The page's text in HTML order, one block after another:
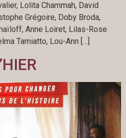
Lolita Chammah, David
Grégoire, Doby Broda,
Anne Loiret, Lilas-Rose
Tamiatto, Lou-Ann […]